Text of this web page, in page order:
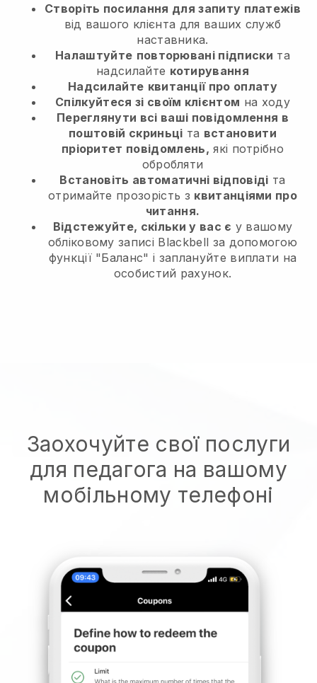
Створіть посилання для запиту платежів
від вашого клієнта для ваших служб
наставника.
Налаштуйте повторювані підписки та
надсилайте котирування
Надсилайте квитанції про оплату
Спілкуйтеся зі своїм клієнтом на ходу
Переглянути всі ваші повідомлення в
поштовій скриньці та встановити
пріоритет повідомлень, які потрібно
обробляти
Встановіть автоматичні відповіді та
отримайте прозорість з квитанціями про
читання.
Відстежуйте, скільки у вас є у вашому
обліковому записі Blackbell за допомогою
функції "Баланс" і заплануйте виплати на
особистий рахунок.
Заохочуйте свої послуги
для педагога на вашому
мобільному телефоні